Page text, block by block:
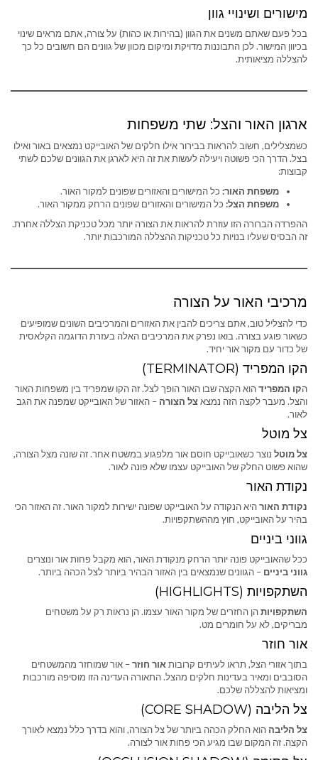
מישורים ושינויי גוון
בכל פעם שאתם משנים את הגוון (בהירות או כהות) על צורה, אתם מראים שינוי
בכיוון המישור. לכן התבוננות מדויקת ומיקום מכוון של גוונים הם חשובים כל כך
להצללה מציאותית.
ארגון האור והצל: שתי משפחות
כשמצלילים, חשוב להראות בבירור אילו חלקים של האובייקט נמצאים באור ואילו
בצל. הדרך הכי פשוטה ויעילה לעשות את זה היא לארגן את הגוונים שלכם לשתי
קבוצות:
משפחת האור: כל המישורים והאזורים שפונים למקור האור.
משפחת הצל: כל המישורים והאזורים שפונים הרחק ממקור האור.
ההפרדה הברורה הזו עוזרת להראות את הצורה יותר מכל טכניקת הצללה אחרת.
זה הבסיס שעליו בנויות כל טכניקות ההצללה המורכבות יותר.
מרכיבי האור על הצורה
כדי להצליל טוב, אתם צריכים להבין את האזורים והמרכיבים השונים שמופיעים
כשאור פוגע בצורה. בואו נפרק את המרכיבים האלה בעזרת הדוגמה הקלאסית
של כדור עם מקור אור יחיד.
הקו המפריד (TERMINATOR)
הקו המפרידהוא הקצה שבו האור הופך לצל. זה הקו שמפריד בין משפחות האור
והצל. מעבר לקצה הזה נמצאצל הצורה – האזור של האובייקט שמפנה את הגב
לאור.
צל מוטל
צל מוטל נוצר כשאובייקט חוסם אור מלפגוע במשטח אחר. זה שונה מצל הצורה,
שהוא פשוט החלק של האובייקט עצמו שלא פונה לאור.
נקודת האור
נקודת האורהיא הנקודה על האובייקט שפונה ישירות למקור האור. זה האזור הכי
בהיר על האובייקט, חוץ מההשתקפויות.
גווני ביניים
ככל שהאובייקט פונה יותר הרחק מנקודת האור, הוא מקבל פחות אור ונוצרים
גווני ביניים – הגוונים שנמצאים בין האזור הבהיר ביותר לצל הכהה ביותר.
השתקפויות (HIGHLIGHTS)
השתקפויותהן החזרים של מקור האור עצמו. הן נראות רק על משטחים
מבריקים, לא על חומרים מט.
אור חוזר
בתוך אזורי הצל, תראו לעיתים קרובותאור חוזר– אור שמוחזר מהמשטחים
הסובבים ומאיר בעדינות חלקים מהצל. התאורה העדינה הזו מוסיפה מורכבות
ומציאות להצללה שלכם.
צל הליבה (CORE SHADOW)
צל הליבה הוא החלק הכהה ביותר של צל הצורה, והוא בדרך כלל נמצא לאורך
הקצה. זה המקום שבו מגיע הכי פחות אור לצורה.